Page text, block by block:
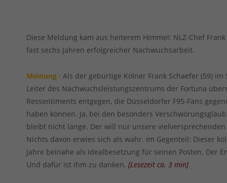
Diese Meldung kam aus heiterem Himmel: NLZ-Chef
fast sechs Jahren erfolgreicher Nachwuchsarbeit.
Meinung ·Als der gebürtige Kölner Frank Schaefer (59)
Leiter des Nachwuchsleistungszentrums der Fortuna
Ressentiments entgegen, die Düsseldorfer F95-Fans
haben können. Ja, bei den besonders
bleibt nicht lange. Der will nur unsere
Nichts davon erwies sich als wahr. Im Gegenteil: Dieser
Jahre beinahe als Idealbesetzung für seinen Posten. Der
Und dafür ist ihm zu danken.[Lesezeit ca. 3 min]